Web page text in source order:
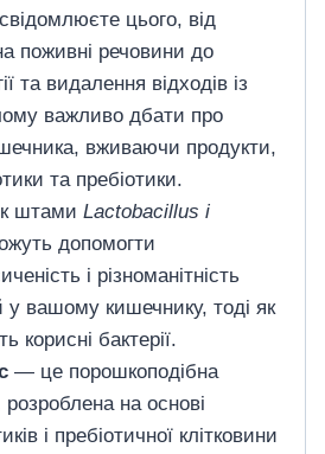
цього, від
поживні речовини до
та видалення відходів із
важливо дбати про
вживаючи продукти,
та пребіотики.
штами Lactobacillus і
допомогти
і різноманітність
у вашому кишечнику, тоді як
корисні бактерії.
— це порошкоподібна
на основі
і пребіотичної клітковини